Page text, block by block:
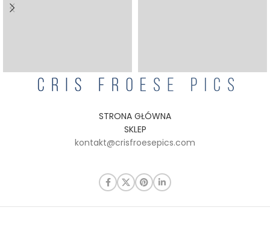
STRONA GŁÓWNA
SKLEP
kontakt@crisfroesepics.com